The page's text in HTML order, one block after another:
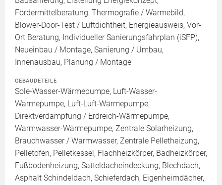
Fördermittelberatung, Thermografie / Wärmebild,
Blower-Door-Test / Luftdichtheit, Energieausweis, Vor-
Ort Beratung, Individueller Sanierungsfahrplan (iSFP),
Neueinbau / Montage, Sanierung / Umbau,
Innenausbau, Planung / Montage
GEBÄUDETEILE
Sole-Wasser-Wärmepumpe, Luft-Wasser-
Wärmepumpe, Luft-Luft-Wärmepumpe,
Direktverdampfung / Erdreich-Wärmepumpe,
Warmwasser-Wärmepumpe, Zentrale Solarheizung,
Brauchwasser / Warmwasser, Zentrale Pelletheizung,
Pelletofen, Pelletkessel, Flachheizkörper, Badheizkörper,
Fußbodenheizung, Satteldacheindeckung, Blechdach,
Asphalt Schindeldach, Schieferdach, Eigenheimdächer,